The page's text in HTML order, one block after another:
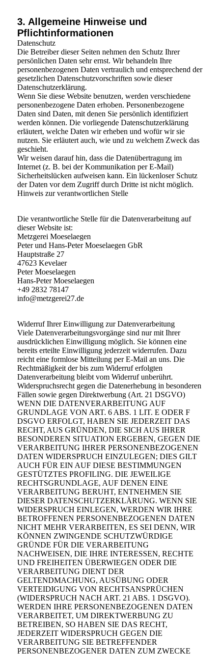
3. Allgemeine Hinweise und
Pflichtinformationen
Datenschutz
Die Betreiber dieser Seiten nehmen den Schutz Ihrer
persönlichen Daten sehr ernst. Wir behandeln Ihre
personenbezogenen Daten vertraulich und entsprechend der
gesetzlichen Datenschutzvorschriften sowie dieser
Datenschutzerklärung.
Wenn Sie diese Website benutzen, werden verschiedene
personenbezogene Daten erhoben. Personenbezogene
Daten sind Daten, mit denen Sie persönlich identifiziert
werden können. Die vorliegende Datenschutzerklärung
erläutert, welche Daten wir erheben und wofür wir sie
nutzen. Sie erläutert auch, wie und zu welchem Zweck das
geschieht.
Wir weisen darauf hin, dass die Datenübertragung im
Internet (z. B. bei der Kommunikation per E-Mail)
Sicherheitslücken aufweisen kann. Ein lückenloser Schutz
der Daten vor dem Zugriff durch Dritte ist nicht möglich.
Hinweis zur verantwortlichen Stelle
Die verantwortliche Stelle für die Datenverarbeitung auf
dieser Website ist:
Metzgerei Moeselaegen
Peter und Hans-Peter Moeselaegen GbR
Hauptstraße 27
47623 Kevelaer
Peter Moeselaegen
Hans-Peter Moeselaegen
+49 2832 78147
info@metzgerei27.de
Widerruf Ihrer Einwilligung zur Datenverarbeitung
Viele Datenverarbeitungsvorgänge sind nur mit Ihrer
ausdrücklichen Einwilligung möglich. Sie können eine
bereits erteilte Einwilligung jederzeit widerrufen. Dazu
reicht eine formlose Mitteilung per E-Mail an uns. Die
Rechtmäßigkeit der bis zum Widerruf erfolgten
Datenverarbeitung bleibt vom Widerruf unberührt.
Widerspruchsrecht gegen die Datenerhebung in besonderen
Fällen sowie gegen Direktwerbung (Art. 21 DSGVO)
WENN DIE DATENVERARBEITUNG AUF
GRUNDLAGE VON ART. 6 ABS. 1 LIT. E ODER F
DSGVO ERFOLGT, HABEN SIE JEDERZEIT DAS
RECHT, AUS GRÜNDEN, DIE SICH AUS IHRER
BESONDEREN SITUATION ERGEBEN, GEGEN DIE
VERARBEITUNG IHRER PERSONENBEZOGENEN
DATEN WIDERSPRUCH EINZULEGEN; DIES GILT
AUCH FÜR EIN AUF DIESE BESTIMMUNGEN
GESTÜTZTES PROFILING. DIE JEWEILIGE
RECHTSGRUNDLAGE, AUF DENEN EINE
VERARBEITUNG BERUHT, ENTNEHMEN SIE
DIESER DATENSCHUTZERKLÄRUNG. WENN SIE
WIDERSPRUCH EINLEGEN, WERDEN WIR IHRE
BETROFFENEN PERSONENBEZOGENEN DATEN
NICHT MEHR VERARBEITEN, ES SEI DENN, WIR
KÖNNEN ZWINGENDE SCHUTZWÜRDIGE
GRÜNDE FÜR DIE VERARBEITUNG
NACHWEISEN, DIE IHRE INTERESSEN, RECHTE
UND FREIHEITEN ÜBERWIEGEN ODER DIE
VERARBEITUNG DIENT DER
GELTENDMACHUNG, AUSÜBUNG ODER
VERTEIDIGUNG VON RECHTSANSPRÜCHEN
(WIDERSPRUCH NACH ART. 21 ABS. 1 DSGVO).
WERDEN IHRE PERSONENBEZOGENEN DATEN
VERARBEITET, UM DIREKTWERBUNG ZU
BETREIBEN, SO HABEN SIE DAS RECHT,
JEDERZEIT WIDERSPRUCH GEGEN DIE
VERARBEITUNG SIE BETREFFENDER
PERSONENBEZOGENER DATEN ZUM ZWECKE